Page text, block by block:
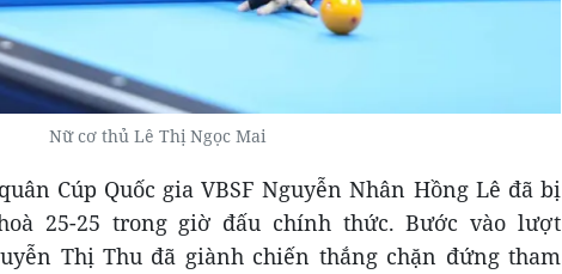
Nữ cơ thủ Lê Thị Ngọc Mai
Cúp Quốc gia VBSF Nguyễn Nhân Hồng Lê đã bị
25-25 trong giờ đấu chính thức. Bước vào lượt
Thị Thu đã giành chiến thắng chặn đứng tham